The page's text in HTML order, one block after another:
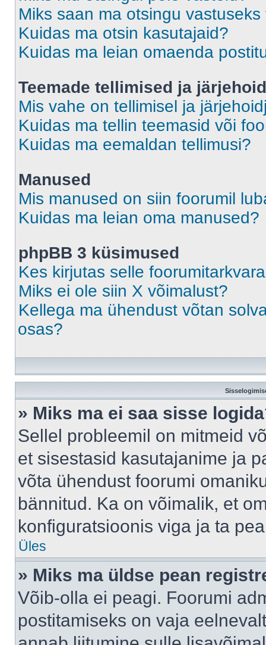
Miks saan ma otsingu
Kuidas ma otsin kasutajaid?
Kuidas ma leian omaenda
Teemade tellimised ja
Mis vahe on tellimisel ja
Kuidas ma tellin teemasid või
Kuidas ma eemaldan tellimusi?
Manused
Mis manused on siin foorumil
Kuidas ma leian oma manused?
phpBB 3 küsimused
Kes kirjutas selle
Miks ei ole siin X võimalust?
Kellega ma ühendust võtan
osas?
» Miks ma ei saa sisse
Sellel probleemil on mitmeid
et sisestasid kasutajanime ja
võta ühendust foorumi
bännitud. Ka on võimalik, et
konfiguratsioonis viga ja ta
Üles
» Miks ma üldse pean
Võib-olla ei peagi. Foorumi
postitamiseks on vaja